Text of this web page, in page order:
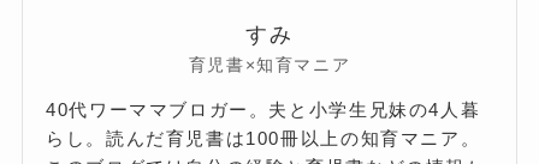
すみ
育児書×知育マニア
40代ワーママブロガー。夫と小学生兄妹の4人暮
らし。読んだ育児書は100冊以上の知育マニア。